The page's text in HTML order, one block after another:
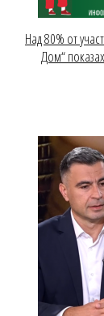
Над 80% от
Дом“